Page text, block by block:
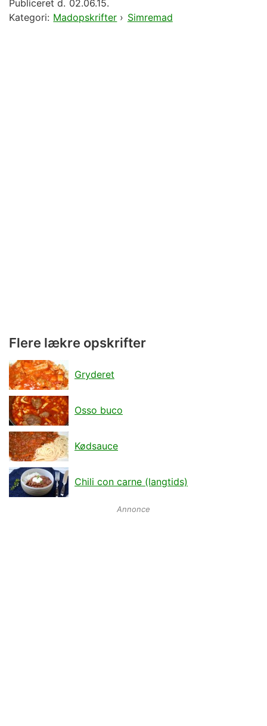
Publiceret d. 02.06.15.
Kategori: Madopskrifter › Simremad
Flere lækre opskrifter
Gryderet
Osso buco
Kødsauce
Chili con carne (langtids)
Annonce